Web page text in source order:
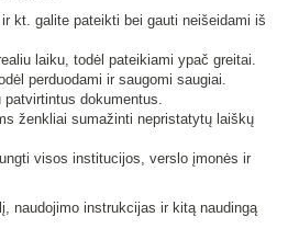
kt. galite pateikti bei gauti neišeidami iš
laiku, todėl pateikiami ypač greitai.
perduodami ir saugomi saugiai.
dokumentus.
ženkliai sumažinti nepristatytų laiškų
visos institucijos, verslo įmonės ir
naudojimo instrukcijas ir kitą naudingą